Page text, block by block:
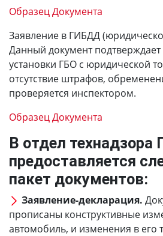
Образец Документа
Заявление в ГИБДД
Данный документ
установки ГБО с юридической
отсутствие штрафов,
проверяется инспектором.
Образец Документа
В отдел
предоставляется
пакет документов:
Заявление-декларация.
прописаны конструктивные
автомобиль, и изменения в его